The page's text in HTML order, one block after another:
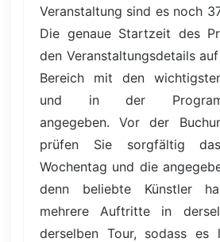
Veranstaltung sind es noch
Die genaue Startzeit des
den Veranstaltungsdetails
Bereich mit den
und in der
angegeben. Vor der
prüfen Sie sorgfältig
Wochentag und die
denn beliebte Künstler
mehrere Auftritte in
derselben Tour, sodass es